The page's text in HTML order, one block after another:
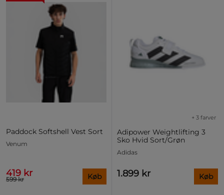
Paddock Softshell Vest Sort
Venum
419 kr
599 kr Køb
Adipower Weightlifting 3
Sko Hvid Sort/Grøn
+ 3 farver
Adidas
1.899 kr Køb